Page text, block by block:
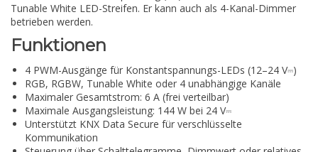
Tunable White LED-Streifen. Er kann auch als 4-Kanal-Dimmer
betrieben werden.
Funktionen
4 PWM-Ausgänge für Konstantspannungs-LEDs (12–24 V⎓)
RGB, RGBW, Tunable White oder 4 unabhängige Kanäle
Maximaler Gesamtstrom: 6 A (frei verteilbar)
Maximale Ausgangsleistung: 144 W bei 24 V⎓
Unterstützt KNX Data Secure für verschlüsselte
Kommunikation